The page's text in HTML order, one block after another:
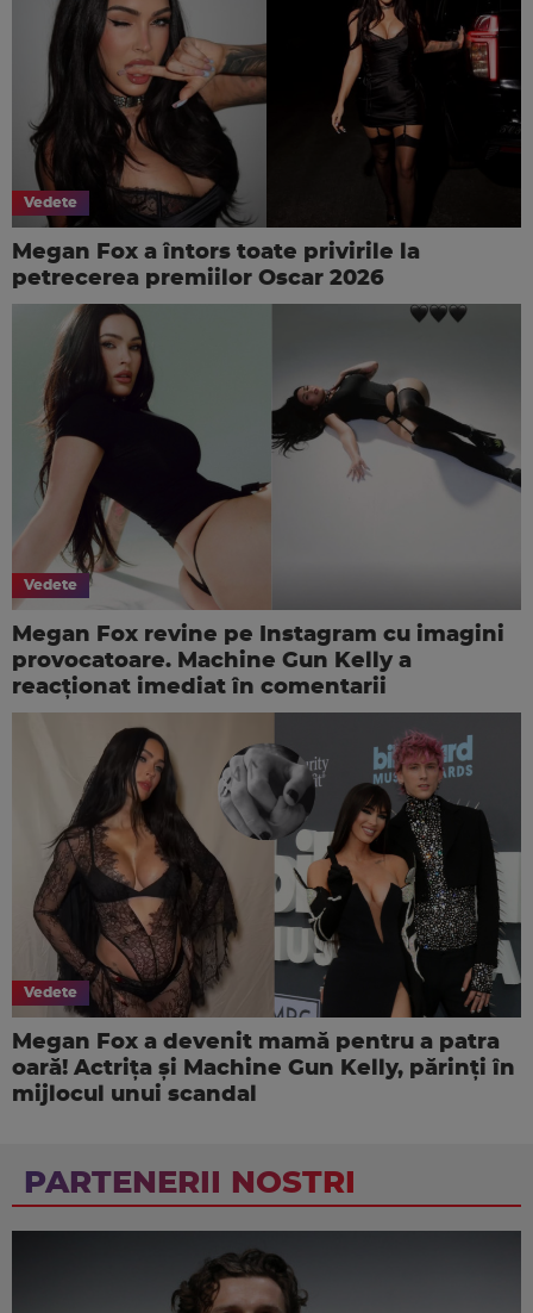
Vedete
Megan Fox a întors toate privirile la
petrecerea premiilor Oscar 2026
Vedete
Megan Fox revine pe Instagram cu imagini
provocatoare. Machine Gun Kelly a
reacționat imediat în comentarii
Vedete
Megan Fox a devenit mamă pentru a patra
oară! Actrița și Machine Gun Kelly, părinți în
mijlocul unui scandal
PARTENERII NOSTRI